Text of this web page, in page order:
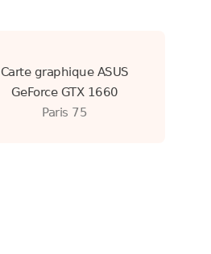
Carte graphique ASUS
GeForce GTX 1660
Paris 75